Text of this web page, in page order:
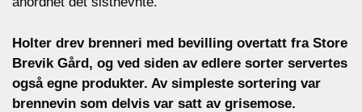
Holter drev brenneri med bevilling overtatt fra Store
Brevik Gård, og ved siden av edlere sorter servertes
også egne produkter. Av simpleste sortering var
brennevin som delvis var satt av grisemose.